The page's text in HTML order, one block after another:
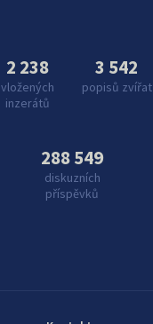
2 238
vložených
inzerátů
3 542
popisů zvířat
288 549
diskuzních
příspěvků